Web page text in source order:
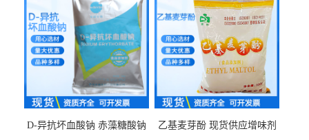
D-异抗坏血酸钠 赤藻糖酸钠
乙基麦芽酚 现货供应增味剂